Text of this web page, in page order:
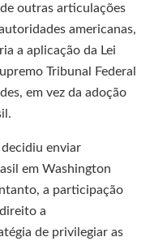
outras articulações
americanas,
a aplicação da Lei
Tribunal Federal
em vez da adoção
enviar
em Washington
a participação
a
de privilegiar as